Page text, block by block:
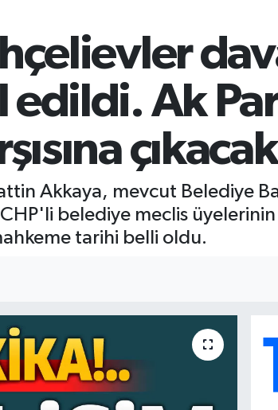
Ak
çıkacak
Akkaya, mevcut Belediye
CHP'li belediye meclis
tarihi belli oldu.